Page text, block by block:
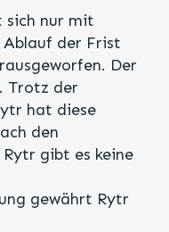
sich nur mit
der Frist
Der
Trotz der
hat diese
den
gibt es keine
gewährt Rytr